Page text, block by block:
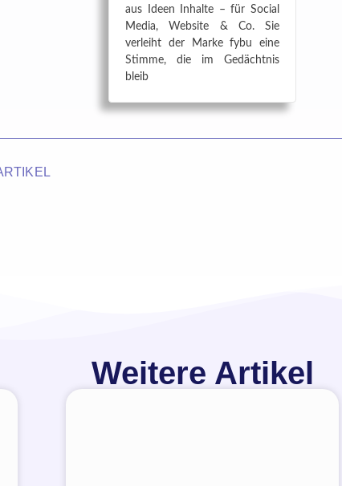
aus Ideen Inhalte – für Social
Media, Website & Co. Sie
verleiht der Marke fybu eine
Stimme, die im Gedächtnis
bleib
Weitere Artikel